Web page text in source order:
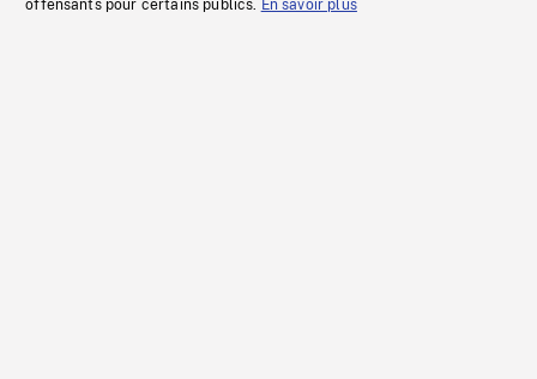
offensants pour certains publics. En savoir plus